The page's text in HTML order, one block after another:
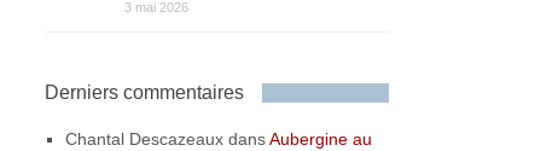
3 mai 2026
Derniers commentaires
Chantal Descazeaux dansAubergine au